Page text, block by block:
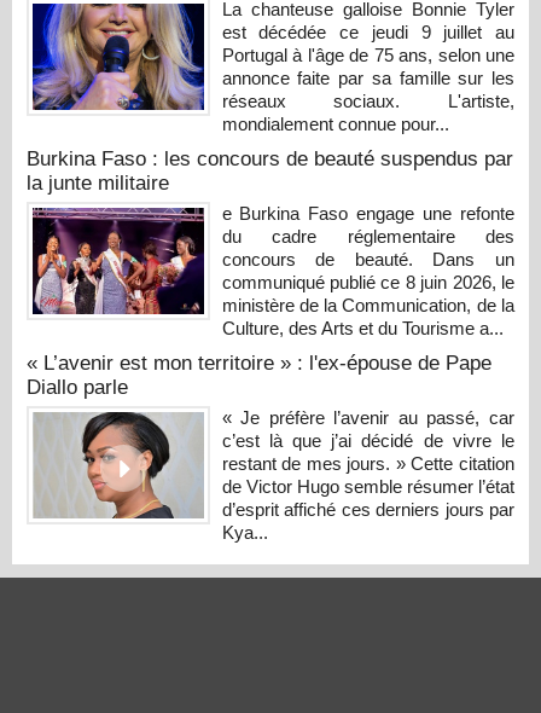
La chanteuse galloise Bonnie Tyler
est décédée ce jeudi 9 juillet au
Portugal à l'âge de 75 ans, selon une
annonce faite par sa famille sur les
réseaux sociaux. L'artiste,
mondialement connue pour...
Burkina Faso : les concours de beauté suspendus par
la junte militaire
e Burkina Faso engage une refonte
du cadre réglementaire des
concours de beauté. Dans un
communiqué publié ce 8 juin 2026, le
ministère de la Communication, de la
Culture, des Arts et du Tourisme a...
« L’avenir est mon territoire » : l'ex-épouse de Pape
Diallo parle
« Je préfère l’avenir au passé, car
c’est là que j’ai décidé de vivre le
restant de mes jours. » Cette citation
de Victor Hugo semble résumer l’état
d’esprit affiché ces derniers jours par
Kya...